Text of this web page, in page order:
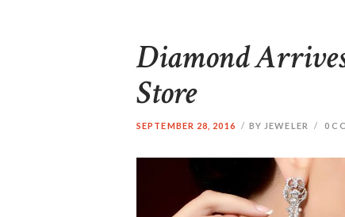
Diamond
Store
SEPTEMBER 28, 2016 BY JEWELER 0